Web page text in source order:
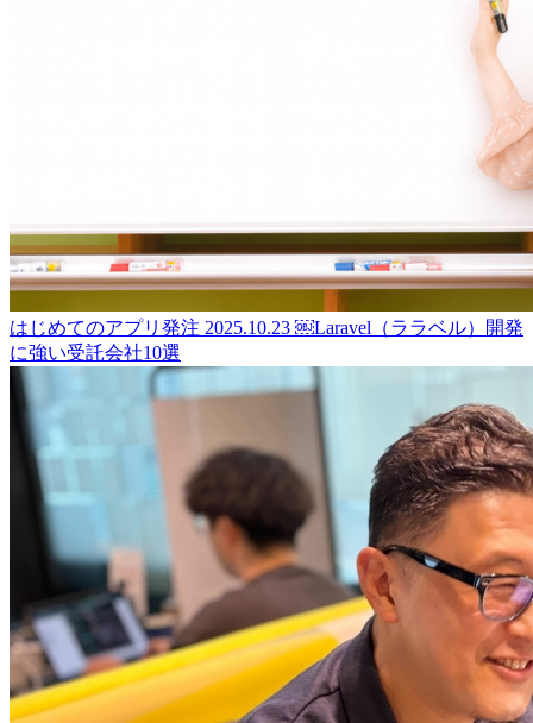
はじめてのアプリ発注 2025.10.23 ￼Laravel（ララベル）開発
に強い受託会社10選